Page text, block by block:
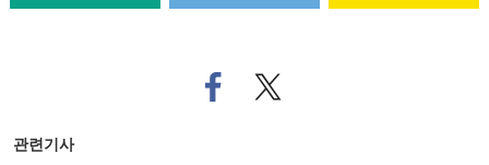
페
이
트위
터로
관련기사